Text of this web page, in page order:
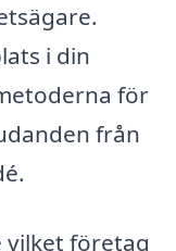
i din
för
från
vilket företag